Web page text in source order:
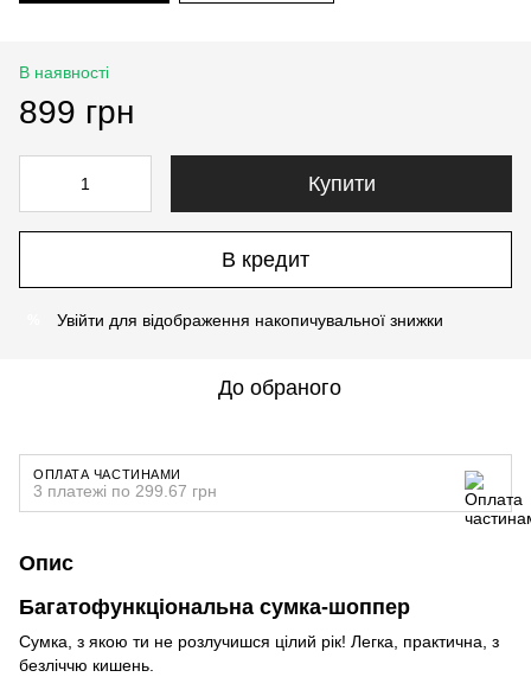
В наявності
899 грн
Купити
В кредит
Увійти для відображення накопичувальної знижки
До обраного
ОПЛАТА ЧАСТИНАМИ
3 платежі по 299.67 грн
Опис
Багатофункціональна сумка-шоппер
Сумка, з якою ти не розлучишся цілий рік! Легка, практична, з
безліччю кишень.